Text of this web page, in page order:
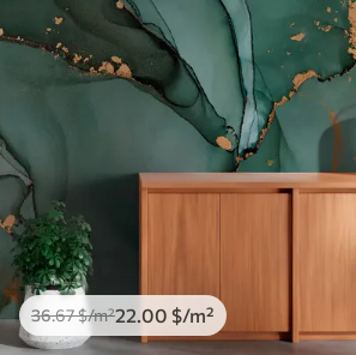
36.67$/m²22 .00 $/m²